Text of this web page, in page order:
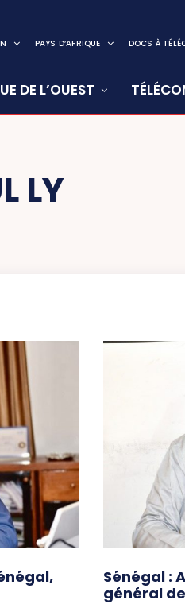
PAYS D’AFRIQUE DOCS À
DE L’OUEST
LY
Sénégal :
général